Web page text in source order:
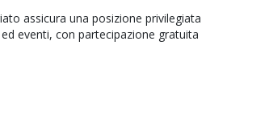
assicura una posizione privilegiata
eventi, con partecipazione gratuita